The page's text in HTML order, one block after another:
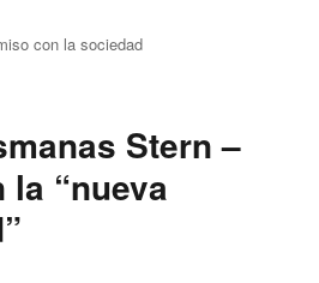
con la sociedad
Stern –
“nueva